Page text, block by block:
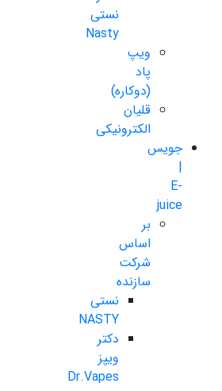
نستی
Nasty
ویپ
پاد
(دوکاره)
قلیان
الکترونیکی
جویس
|
E-
juice
بر
اساس
شرکت
سازنده
نستی
NASTY
دکتر
ویپز
Dr.Vapes